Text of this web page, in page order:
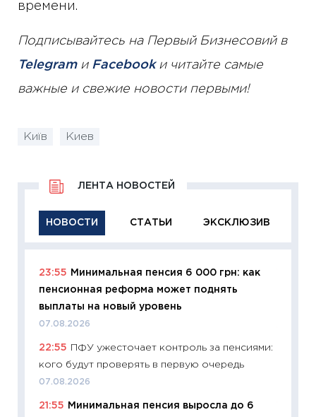
времени.
Подписывайтесь на Первый Бизнесовий в
Telegramи Facebookи читайте самые
важные и свежие новости первыми!
Київ Киев
НОВОСТИ СТАТЬИ ЭКСКЛЮЗИВ
ЛЕНТА НОВОСТЕЙ
23:55
Минимальная пенсия 6 000 грн: как
пенсионная реформа может поднять
выплаты на новый уровень
07.08.2026
22:55
ПФУ ужесточает контроль за пенсиями:
кого будут проверять в первую очередь
07.08.2026
21:55 Минимальная пенсия выросла до 6